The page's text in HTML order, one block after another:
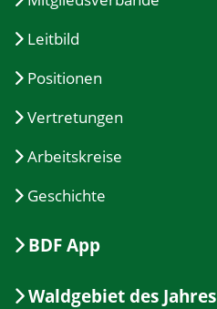
Leitbild
Positionen
Vertretungen
Arbeitskreise
Geschichte
BDF App
Waldgebiet des Jahres